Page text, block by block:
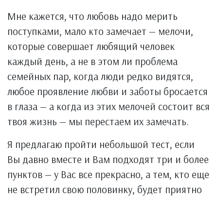
Мне кажется, что любовь надо мерить
поступками, мало кто замечает — мелочи,
которые совершает любящий человек
каждый день, а не в этом ли проблема
семейных пар, когда люди редко видятся,
любое проявление любви и заботы бросается
в глаза — а когда из этих мелочей состоит вся
твоя жизнь — мы перестаем их замечать.
Я предлагаю пройти небольшой тест, если
Вы давно вместе и Вам подходят три и более
пунктов — у Вас все прекрасно, а тем, кто еще
не встретил свою половинку, будет приятно